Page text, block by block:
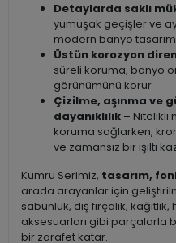
Detaylarda saklı
yumuşak geçişler ve
modern banyo
Üstün korozyon
süreli koruma, banyo
görünümünü korur
Çizilme, aşınma ve
dayanıklılık – Nitelikli
koruma sağlarken,
ve zamansız bir ışıltı
Kumru Serimiz, tasarım,
arada arayanlar için
sabunluk, diş fırçalık,
aksesuarları gibi parçalarla
bir zarafet katar.